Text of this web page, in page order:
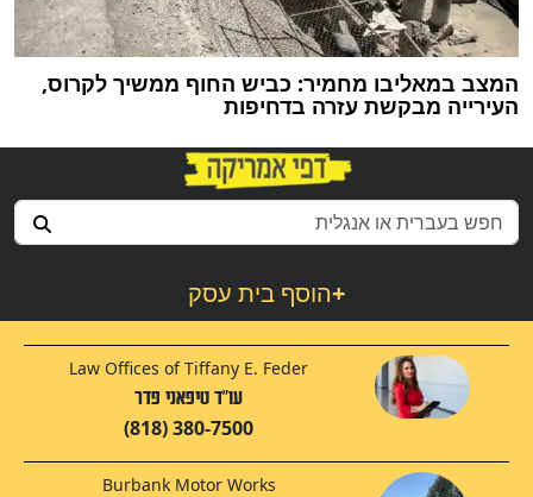
המצב במאליבו מחמיר: כביש החוף ממשיך לקרוס,
העירייה מבקשת עזרה בדחיפות
הוסף בית עסק+
Law Offices of Tiffany E. Feder
עו"ד טיפאני פדר
(818) 380-7500
Burbank Motor Works